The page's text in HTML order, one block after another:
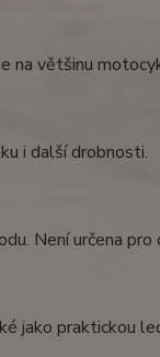
na většinu
i další drobnosti.
Není určena
jako praktickou